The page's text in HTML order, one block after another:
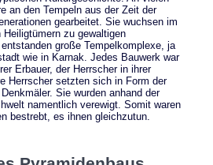
an den Tempeln aus der Zeit der
gearbeitet. Sie wuchsen im
zu gewaltigen
große Tempelkomplexe, ja
wie in Karnak. Jedes Bauwerk war
Erbauer, der Herrscher in ihrer
Herrscher setzten sich in Form der
Sie wurden anhand der
namentlich verewigt. Somit waren
bestrebt, es ihnen gleichzutun.